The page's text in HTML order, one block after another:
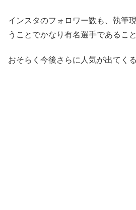
インスタのフォロワー数も、執筆
うことでかなり有名選手であるこ
おそらく今後さらに人気が出てく